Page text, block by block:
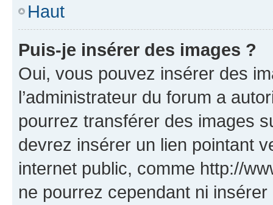
Haut
Puis-je insérer des images ?
Oui, vous pouvez insérer des
l’administrateur du forum a
pourrez transférer des images
devrez insérer un lien pointant
internet public, comme http://
ne pourrez cependant ni